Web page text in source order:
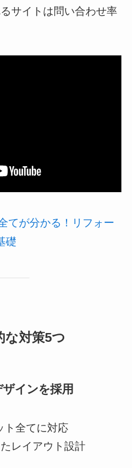
サイトは問い合わせ率
てが分かる！リフォー
礎
な対策5つ
インを採用
ト全てに対応
レイアウト設計